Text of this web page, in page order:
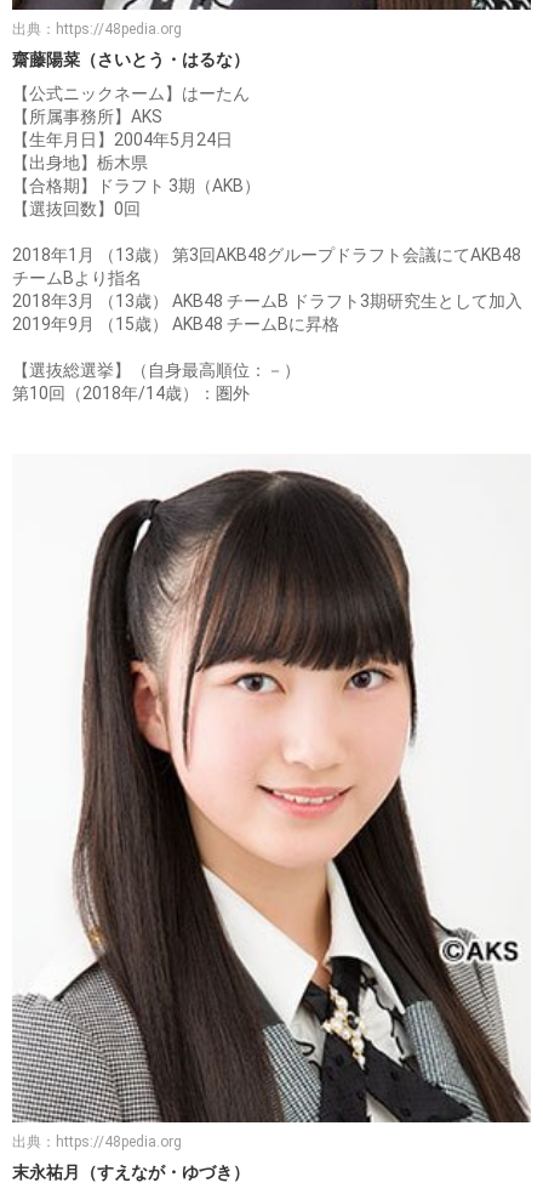
出典： https://48pedia.org
齋藤陽菜（さいとう・はるな）
【公式ニックネーム】はーたん
【所属事務所】AKS
【生年月日】2004年5月24日
【出身地】栃木県
【合格期】ドラフト 3期（AKB）
【選抜回数】0回
2018年1月 （13歳） 第3回AKB48グループドラフト会議にてAKB48
チームBより指名
2018年3月 （13歳） AKB48 チームB ドラフト3期研究生として加入
2019年9月 （15歳） AKB48 チームBに昇格
【選抜総選挙】（自身最高順位：－）
第10回（2018年/14歳）：圏外
出典： https://48pedia.org
末永祐月（すえなが・ゆづき）